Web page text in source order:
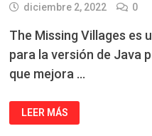
diciembre 2, 2022 0
The Missing Villages es
para la versión de Java
que mejora …
THE
MISSING
VILLAGES
LEER MÁS